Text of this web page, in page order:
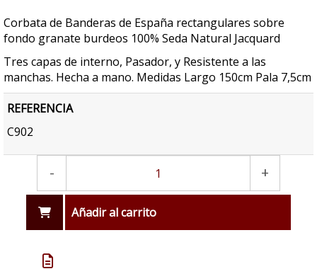
Corbata de Banderas de España rectangulares sobre
fondo granate burdeos 100% Seda Natural Jacquard
Tres capas de interno, Pasador, y Resistente a las
manchas. Hecha a mano. Medidas Largo 150cm Pala 7,5cm
REFERENCIA
C902
- +
Añadir al carrito